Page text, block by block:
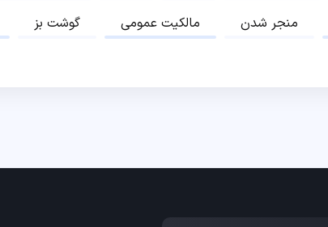
گوشت بز مالکیت عمومی منجر شدن